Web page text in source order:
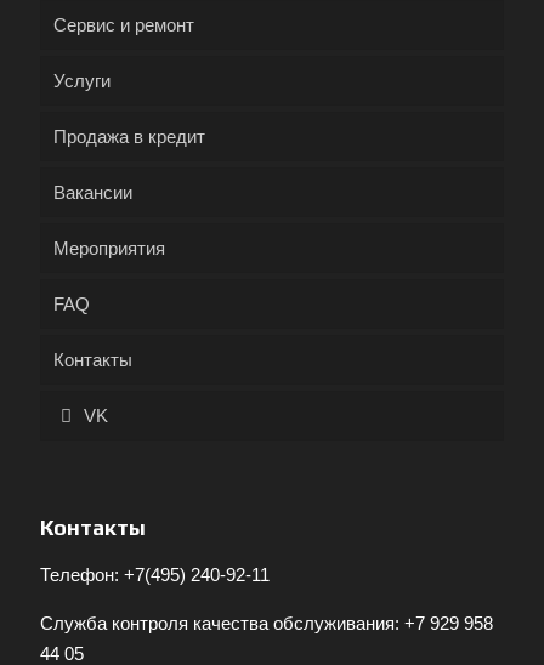
Сервис и ремонт
Услуги
Продажа в кредит
Вакансии
Мероприятия
FAQ
Контакты
VK
Контакты
Телефон: +7(495) 240-92-11
Служба контроля качества обслуживания: +7 929 958
44 05